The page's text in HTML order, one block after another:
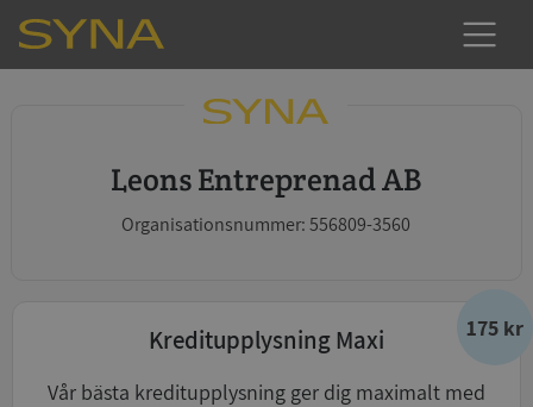
Leons Entreprenad AB
Organisationsnummer: 556809-3560
175 kr
Kreditupplysning Maxi
Vår bästa kreditupplysning ger dig maximalt med